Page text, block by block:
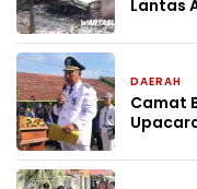
Lantas
DAERAH
Camat